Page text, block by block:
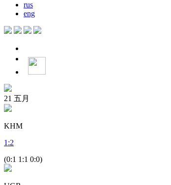
rus
eng
21 五月
KHM
1 :2
(0:1 1:1 0:0)